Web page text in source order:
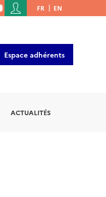
Menu
du
de
l'utilisateur
FR EN
Espace adhérents
ACTUALITÉS